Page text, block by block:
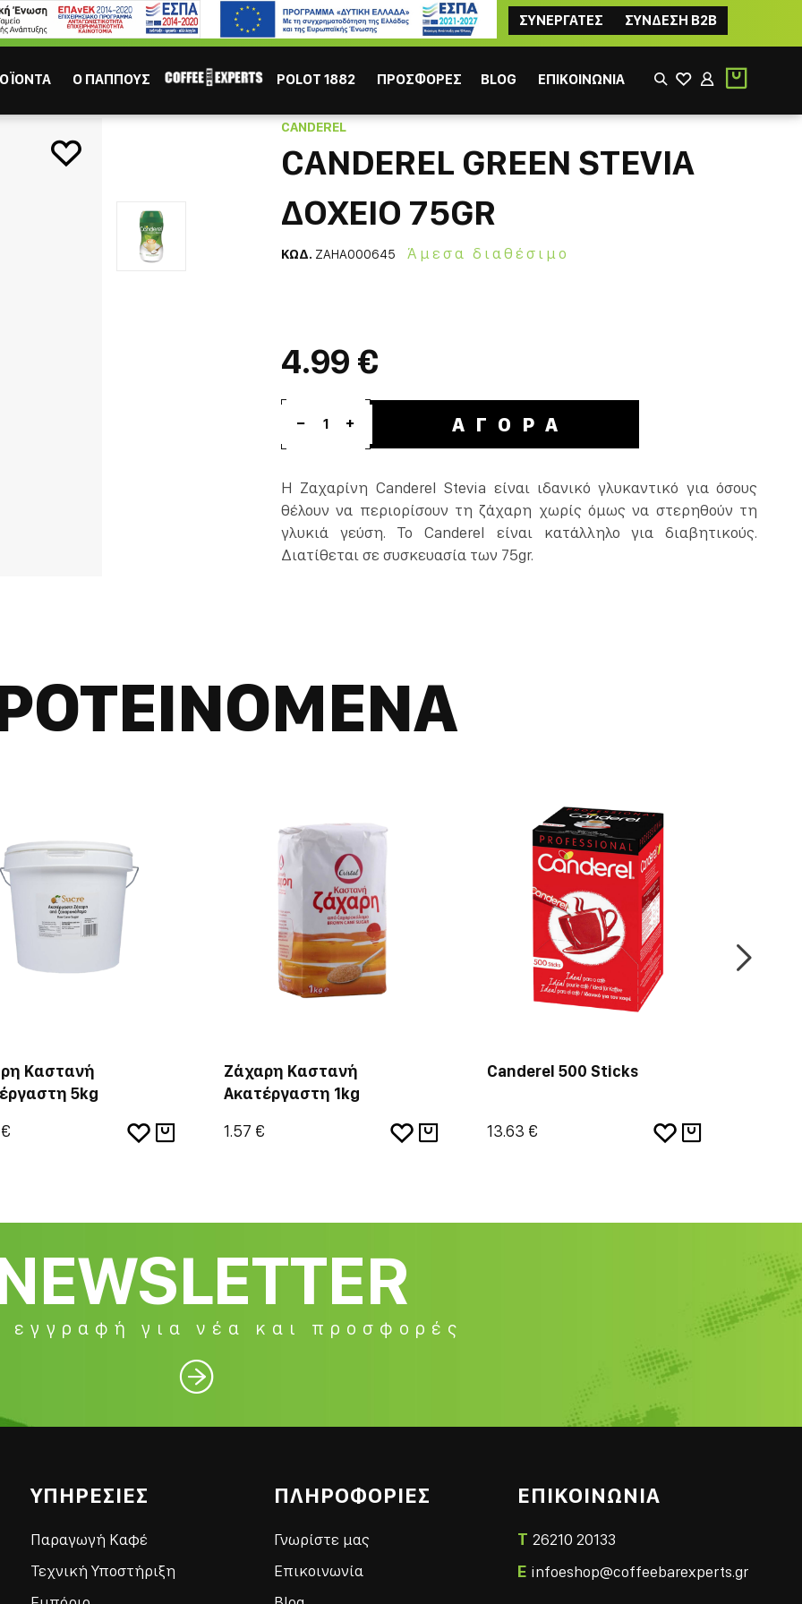
ΣΥΝΕΡΓΑΤΕΣ ΣΥΝΔΕΣΗ B2B
ΕΣΠΡΕΣΣΟ ΕΛΛΗΝΙΚΟΣ
Ο ΠΑΠΠΟΥΣ POLOT 1882 ΠΡΟΣΦΟΡΕΣ BLOG ΕΠΙΚΟΙΝΩΝΙΑ
ΙΣΩΣ ΣΕ ΕΝΔΙΑΦΕΡΟΥΝ
Σοκολάτα Χυμός
CANDEREL
CANDEREL GREEN STEVIA
ΔΟΧΕΙΟ 75GR
ΚΩΔ. ZAHA000645 Άμεσα διαθέσιμο
4.99 €
1 ΑΓΟΡΑ
Η Ζαχαρίνη Canderel Stevia είναι ιδανικό γλυκαντικό για όσους
θέλουν να περιορίσουν τη ζάχαρη χωρίς όμως να στερηθούν τη
γλυκιά γεύση. Το Canderel είναι κατάλληλο για διαβητικούς.
Διατίθεται σε συσκευασία των 75gr.
Καστανή
5kg
Ζάχαρη Καστανή
Ακατέργαστη 1kg
1.57 €
Canderel 500 Sticks
13.63 €
εγγραφή για νέα και προσφορές

ΥΠΗΡΕΣΙΕΣ
Παραγωγή Καφέ
Τεχνική Υποστήριξη
ΠΛΗΡΟΦΟΡΙΕΣ
Γνωρίστε μας
Επικοινωνία
ΕΠΙΚΟΙΝΩΝΙΑ
T 26210 20133
E infoeshop@coffeebarexperts.gr